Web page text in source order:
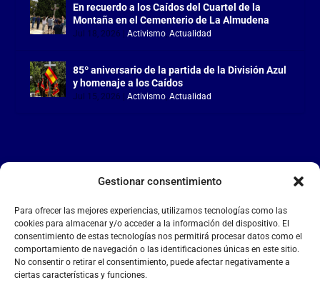
Gestionar consentimiento
Para ofrecer las mejores experiencias, utilizamos tecnologías como las
cookies para almacenar y/o acceder a la información del dispositivo. El
consentimiento de estas tecnologías nos permitirá procesar datos como el
comportamiento de navegación o las identificaciones únicas en este sitio.
No consentir o retirar el consentimiento, puede afectar negativamente a
ciertas características y funciones.
En recuerdo a los Caídos del Cuartel de la
Montaña en el Cementerio de La Almudena
Jul 18, 2026 |Activismo ,Actualidad
85º aniversario de la partida de la División Azul
y homenaje a los Caídos
Jul 15, 2026 |Activismo ,Actualidad
LA FALANGE
Reproductor
de
vídeo